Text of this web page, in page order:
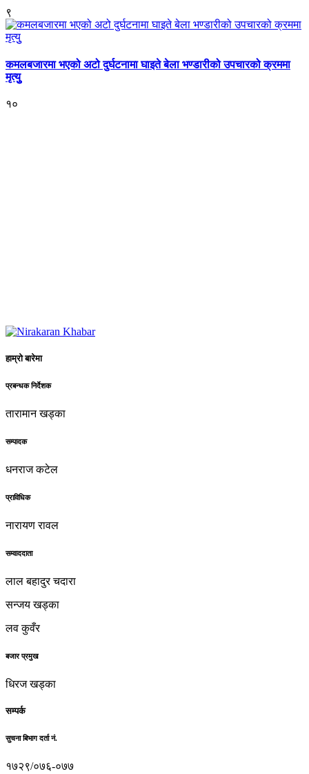
९
कमलबजारमा भएको अटो दुर्घटनामा घाइते बेला भण्डारीको उपचारको क्रममा
मृत्युु
१०
हाम्रो बारेमा
प्रबन्धक निर्देशक
तारामान खड्का
सम्पादक
धनराज कटेल
प्राविधिक
नारायण रावल
सम्वाददाता
लाल बहादुर चदारा
सन्जय खड्का
लव कुवँर
बजार प्रमुख
धिरज खड्का
सम्पर्क
सुचना बिभाग दर्ता नं.
१७२९/०७६-०७७